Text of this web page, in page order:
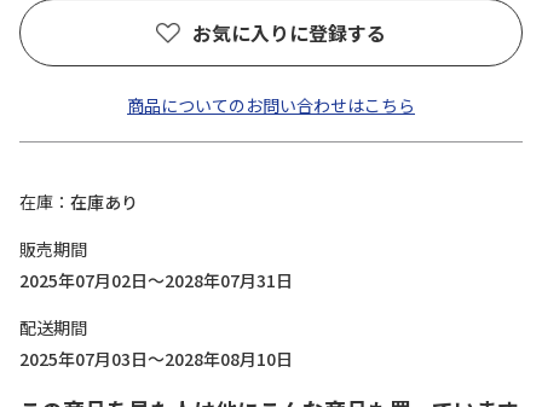
お気に入りに登録する
商品についてのお問い合わせはこちら
在庫
在庫あり
販売期間
2025年07月02日～2028年07月31日
配送期間
2025年07月03日～2028年08月10日